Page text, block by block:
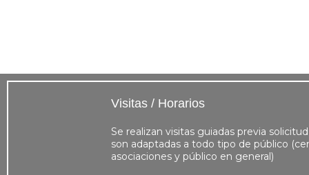
Visitas / Horarios
Se realizan visitas guiadas previa
son adaptadas a todo tipo de público
asociaciones y público en general)